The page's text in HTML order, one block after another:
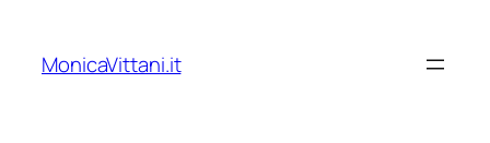
contenuto
MonicaVittani.it